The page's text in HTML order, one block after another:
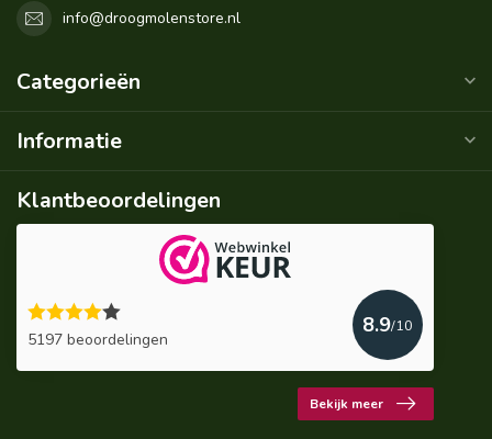
info@droogmolenstore.nl
Categorieën
Informatie
Klantbeoordelingen
5197 beoordelingen
8.9/10
Bekijk meer